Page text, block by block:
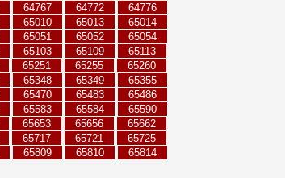
64767 64772
64776
65010 65013
65014
65051 65052
65054
65103 65109
65113
65251 65255
65260
65348 65349
65355
65470 65483
65486
65583 65584
65590
65653 65656
65662
65717 65721
65725
65809 65810
65814